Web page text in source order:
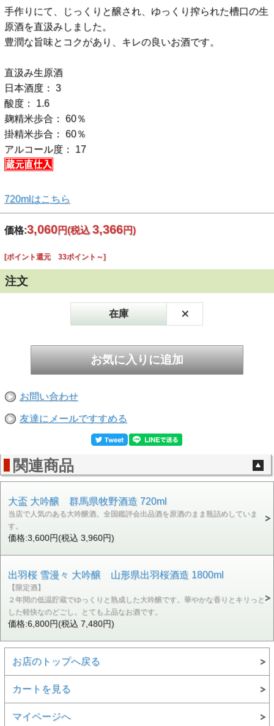
手作りにて、じっくりと醸され、ゆっくり搾られた槽口の生
原酒を直汲みしました。
豊潤な旨味とコクがあり、キレの良いお酒です。
直汲み生原酒
日本酒度： 3
酸度： 1.6
麹精米歩合： 60％
掛精米歩合： 60％
アルコール度： 17
720mlはこちら
価格:3,060円(税込 3,366円)
[ポイント還元 33ポイント～]
注文
在庫 ×
お問い合わせ
友達にメールですすめる
関連商品
大盃 大吟醸 群馬県牧野酒造 720ml
当店で人気のある大吟醸酒。全国鑑評会出品酒を原酒のまま瓶詰めしていま
す。
価格:3,600円(税込 3,960円)
出羽桜 雪漫々 大吟醸 山形県出羽桜酒造 1800ml
【限定酒】
２年間の低温貯蔵でゆっくりと熟成した大吟醸です。華やかな香りとキリっと
した軽快なのどごし。とても上品なお酒です。
価格:6,800円(税込 7,480円)
お店のトップへ戻る
カートを見る
マイページへ